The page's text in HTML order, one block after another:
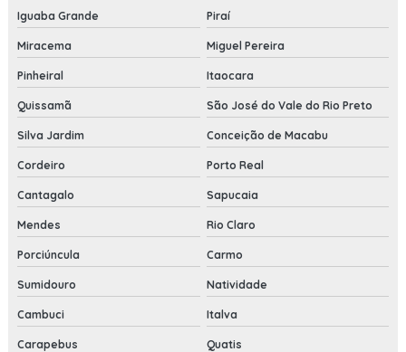
Iguaba Grande Piraí
Miracema Miguel Pereira
Pinheiral Itaocara
Quissamã São José do Vale do Rio Preto
Silva Jardim Conceição de Macabu
Cordeiro Porto Real
Cantagalo Sapucaia
Mendes Rio Claro
Porciúncula Carmo
Sumidouro Natividade
Cambuci Italva
Carapebus Quatis